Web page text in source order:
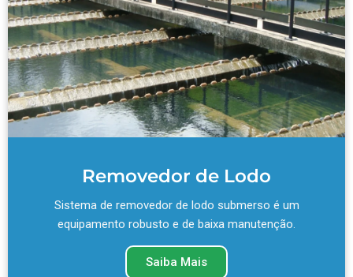
Removedor de Lodo
Sistema de removedor de lodo submerso é um
equipamento robusto e de baixa manutenção.
Saiba Mais